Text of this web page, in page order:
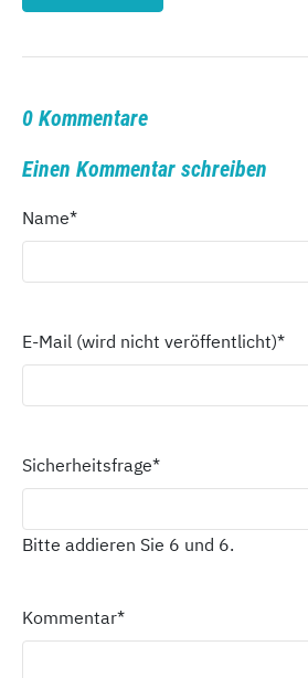
0 Kommentare
Einen Kommentar schreiben
Name*
E-Mail (wird nicht veröffentlicht)*
Sicherheitsfrage*
Bitte addieren Sie 6 und 6.
Kommentar*